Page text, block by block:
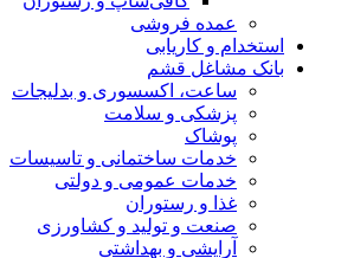
عمده فروشی
استخدام و کاریابی
بانک مشاغل قشم
ساعت، اکسسوری و بدلیجات
پزشکی و سلامت
پوشاک
خدمات ساختمانی و تاسیسات
خدمات عمومی و دولتی
غذا و رستوران
صنعت و تولید و کشاورزی
آرایشی و بهداشتی